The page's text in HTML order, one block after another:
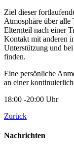
Ziel dieser
Atmosphäre über alle
Elternteil nach einer
Kontakt mit anderen
Unterstützung und
finden.
Eine persönliche
an einer
18:00 -20:00 Uhr
Zurück
Nachrichten